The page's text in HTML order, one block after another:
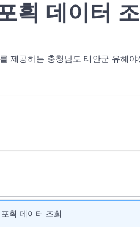
획 데이터
제공하는 충청남도 태안군 유해
획 데이터 조회